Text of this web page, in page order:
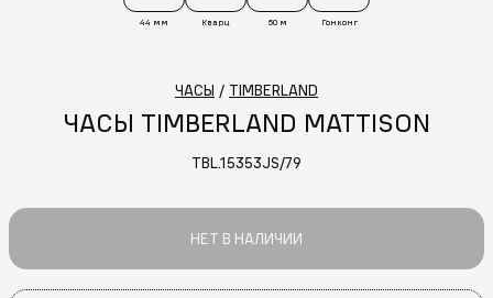
44 мм Кварц 50 м Гонконг
ЧАСЫ / TIMBERLAND
ЧАСЫ TIMBERLAND MATTISON
TBL.15353JS/79
НЕТ В НАЛИЧИИ